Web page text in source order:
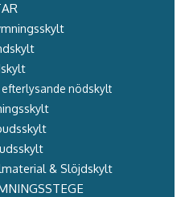
efterlysande nödskylt
& Slöjdskylt